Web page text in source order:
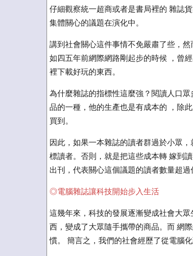
仔細觀察統一超商或者是書局裡的 雜誌
集體關心的議題在演化中。
講到社會關心這件事情不免嚴肅了些，
如四五年前網際網路剛起步的時候 ，曾
裡下載好玩的東西。
為什麼雜誌的指標性這麼強？閱讀人口
品的一種，他的生產也是有成本的 ，除
買到。
因此，如果一本雜誌的讀者群過於小眾
標讀者。否則，就是把這些成本轉 嫁到
出刊，代表關心這個議題的讀者數量超過
◎電腦雜誌讓科技開始步入生活
這幾年來，科技的發展逐漸變成社會大
西，變成了大眾隨手攜帶的商品。而 網
慣。 簡言之，我們的社會經歷了從電腦